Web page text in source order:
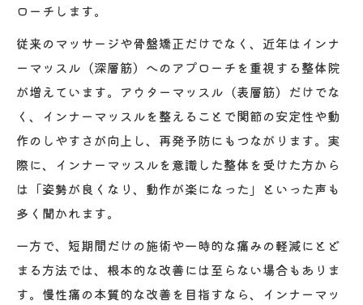
ローチします。
従来のマッサージや骨盤矯正だけでなく、近年はインナ
ーマッスル（深層筋）へのアプローチを重視する整体院
が増えています。アウターマッスル（表層筋）だけでな
く、インナーマッスルを整えることで関節の安定性や動
作のしやすさが向上し、再発予防にもつながります。実
際に、インナーマッスルを意識した整体を受けた方から
は「姿勢が良くなり、動作が楽になった」といった声も
多く聞かれます。
一方で、短期間だけの施術や一時的な痛みの軽減にとど
まる方法では、根本的な改善には至らない場合もありま
す。慢性痛の本質的な改善を目指すなら、インナーマッ